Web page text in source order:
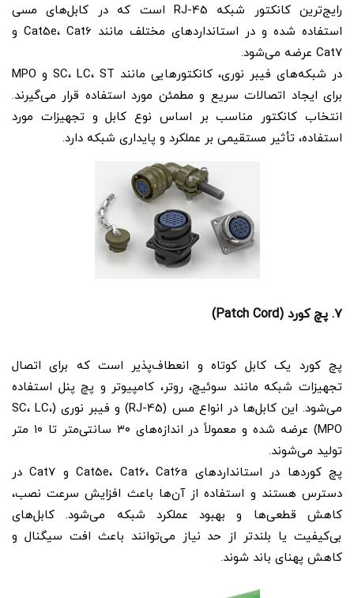
رایج‌ترین کانکتور شبکه RJ-45 است که در کابل‌های مسی
استفاده شده و در استانداردهای مختلف مانند Cat5e، Cat6 و
Cat7 عرضه می‌شود.
در شبکه‌های فیبر نوری، کانکتورهایی مانند SC، LC، ST و MPO
برای ایجاد اتصالات سریع و مطمئن مورد استفاده قرار می‌گیرند.
انتخاب کانکتور مناسب بر اساس نوع کابل و تجهیزات مورد
استفاده، تأثیر مستقیمی بر عملکرد و پایداری شبکه دارد.
۷. پچ کورد (Patch Cord)
پچ کورد یک کابل کوتاه و انعطاف‌پذیر است که برای اتصال
تجهیزات شبکه مانند سوئیچ، روتر، کامپیوتر و پچ پنل استفاده
می‌شود. این کابل‌ها در انواع مس (RJ-45) و فیبر نوری (SC، LC،
MPO) عرضه شده و معمولاً در اندازه‌های ۳۰ سانتی‌متر تا ۱۰ متر
تولید می‌شوند.
پچ کوردها در استانداردهای Cat5e، Cat6، Cat6a و Cat7 در
دسترس هستند و استفاده از آن‌ها باعث افزایش سرعت نصب،
کاهش قطعی‌ها و بهبود عملکرد شبکه می‌شود. کابل‌های
بی‌کیفیت یا بلندتر از حد نیاز می‌توانند باعث افت سیگنال و
کاهش پهنای باند شوند.